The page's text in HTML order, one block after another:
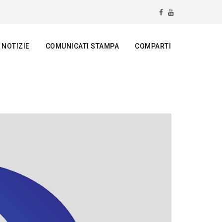
NOTIZIE COMUNICATI STAMPA COMPARTI